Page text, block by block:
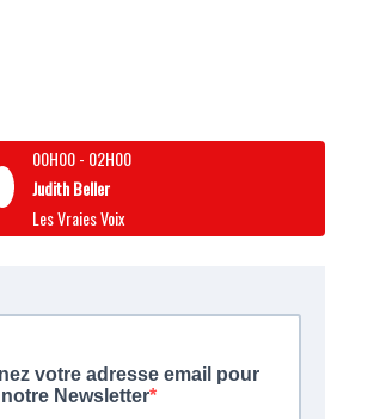
00H00- 02H00
Judith Beller
Les Vraies Voix